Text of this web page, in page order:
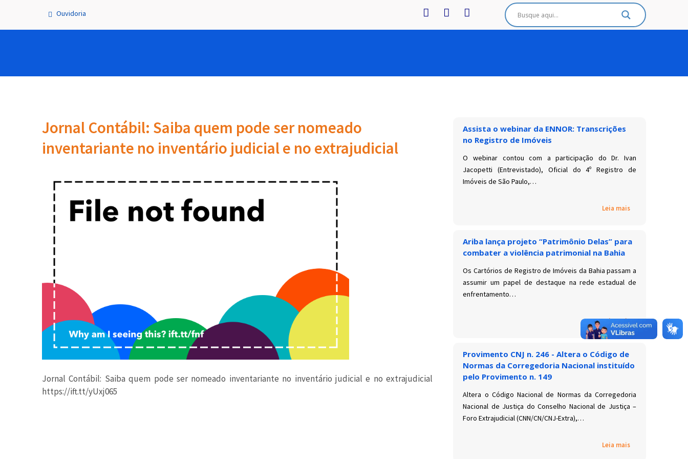
Ouvidoria
Jornal Contábil: Saiba quem pode ser nomeado
inventariante no inventário judicial e no extrajudicial
Jornal Contábil: Saiba quem pode ser nomeado inventariante no inventário judicial e no extrajudicial
https://ift.tt/yUxj065
Assista o webinar da ENNOR: Transcrições
no Registro de Imóveis
O webinar contou com a participação do Dr. Ivan
Jacopetti (Entrevistado), Oficial do 4º Registro de
Imóveis de São Paulo,…
Leia mais
Ariba lança projeto “Patrimônio Delas” para
combater a violência patrimonial na Bahia
Os Cartórios de Registro de Imóveis da Bahia passam a
assumir um papel de destaque na rede estadual de
enfrentamento…
Leia mais
Provimento CNJ n. 246 - Altera o Código de
Normas da Corregedoria Nacional instituído
pelo Provimento n. 149
Altera o Código Nacional de Normas da Corregedoria
Nacional de Justiça do Conselho Nacional de Justiça –
Foro Extrajudicial (CNN/CN/CNJ-Extra),…
Leia mais